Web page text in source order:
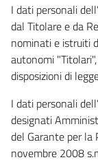
I dati personali
dal Titolare e da
nominati e istruiti
autonomi
disposizioni di
I dati personali
designati
del Garante per la
novembre 2008